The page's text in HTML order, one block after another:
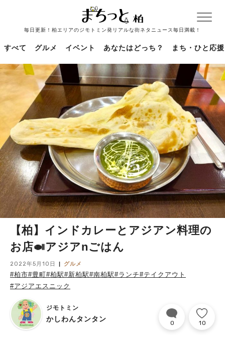
毎日更新！柏エリアのジモトミン発リアルな街ネタニュース毎日満載！
すべて グルメ イベント あなたはどっち？ まち・ひと応援
【柏】インドカレーとアジアン料理の
お店🍛アジアnごはん
2022年5月10日 グルメ
#柏市#豊町#柏駅#新柏駅#南柏駅#ランチ#テイクアウト
#アジアエスニック
ジモトミン
かしわんタンタン 0 10